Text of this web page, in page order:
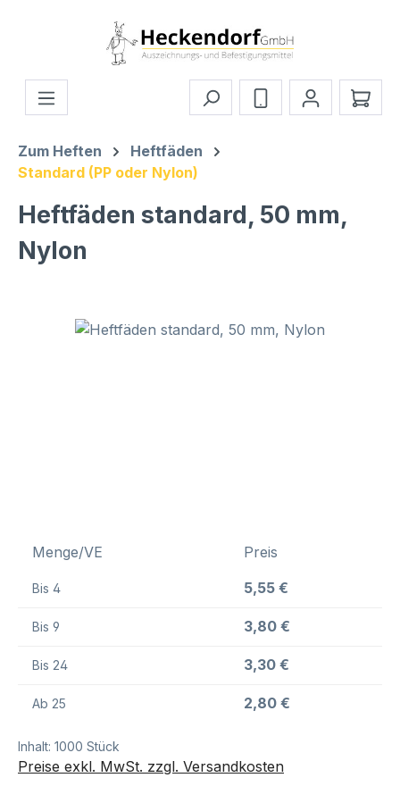
Zum Hauptinhalt springen
Zum Heften
Heftfäden
Standard (PP oder Nylon)
Heftfäden standard, 50 mm,
Nylon
Bildergalerie überspringen
Menge/VE Preis
Bis 4 5,55 €
Bis 9 3,80 €
Bis 24 3,30 €
Ab 25 2,80 €
Inhalt: 1000 Stück
Preise exkl. MwSt. zzgl. Versandkosten